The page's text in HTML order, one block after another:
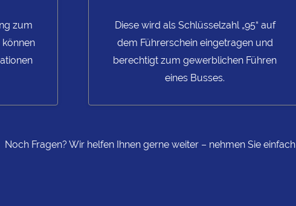
zum
können
Diese wird als Schlüsselzahl „95“ auf
dem Führerschein eingetragen und
berechtigt zum gewerblichen Führen
eines Busses.
Noch Fragen? Wir helfen Ihnen gerne weiter – nehmen Sie einfach